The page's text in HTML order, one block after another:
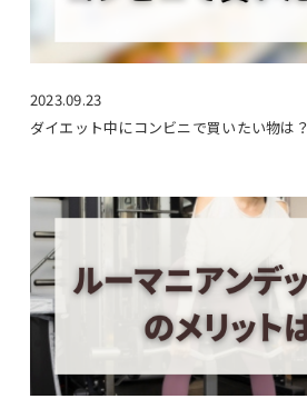
2023.09.23
ダイエット中にコンビニで買いたい物は？